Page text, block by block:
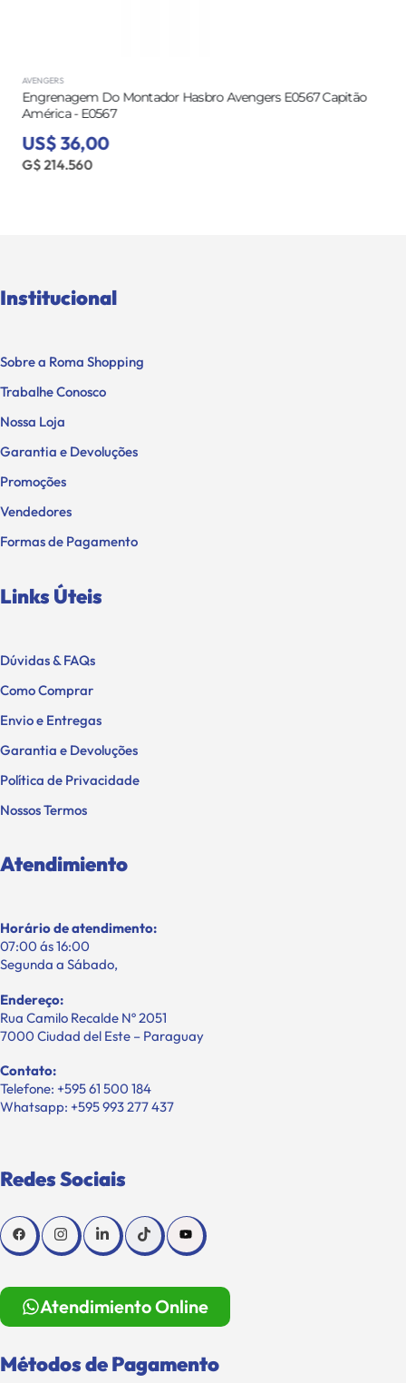
AVENGERS
Engrenagem Do Montador Hasbro Avengers E0567 Capitão
América - E0567
US$ 36,00
G$ 214.560
Institucional
Sobre a Roma Shopping
Trabalhe Conosco
Nossa Loja
Garantia e Devoluções
Promoções
Vendedores
Formas de Pagamento
Links Úteis
Dúvidas & FAQs
Como Comprar
Envio e Entregas
Garantia e Devoluções
Política de Privacidade
Nossos Termos
Atendimiento
Horário de atendimento:
07:00 ás 16:00
Segunda a Sábado,
Endereço:
Rua Camilo Recalde Nº 2051
7000 Ciudad del Este – Paraguay
Contato:
Telefone: +595 61 500 184
Whatsapp: +595 993 277 437
Redes Sociais
Atendimiento Online
Métodos de Pagamento